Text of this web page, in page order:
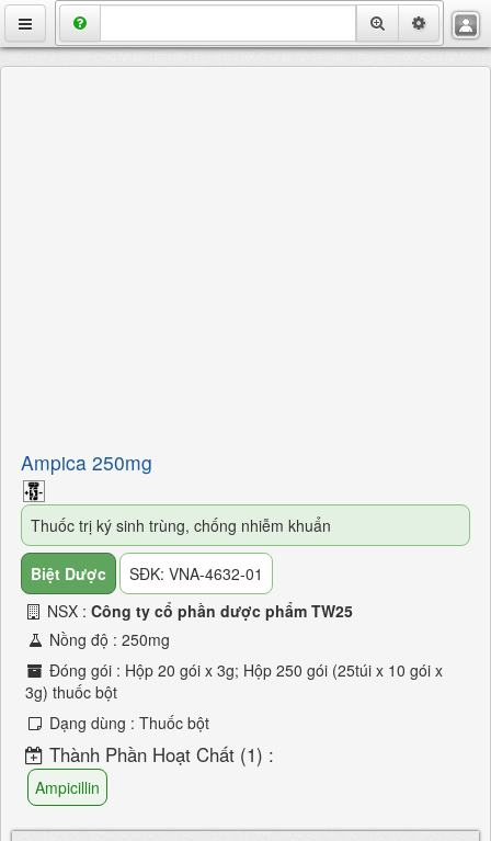
VietMedix
Thuốc
Ampica 250mg
Thuốc trị ký sinh trùng, chống nhiễm khuẩn
Biệt Dược
SĐK: VNA-4632-01
NSX : Công ty cổ phần dược phẩm TW25
Nồng độ : 250mg
Đóng gói : Hộp 20 gói x 3g; Hộp 250 gói (25túi x 10 gói x
3g) thuốc bột
Dạng dùng : Thuốc bột
Thành Phần Hoạt Chất (1) :
Ampicillin